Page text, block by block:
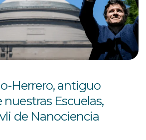
Herrero, antiguo
Escuelas,
de Nanociencia